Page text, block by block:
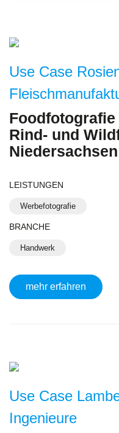
Use Case
Rind- und
Niedersachsen
LEISTUNGEN
Werbefotografie
BRANCHE
Handwerk
mehr erfahren
Use Case
Ingenieure